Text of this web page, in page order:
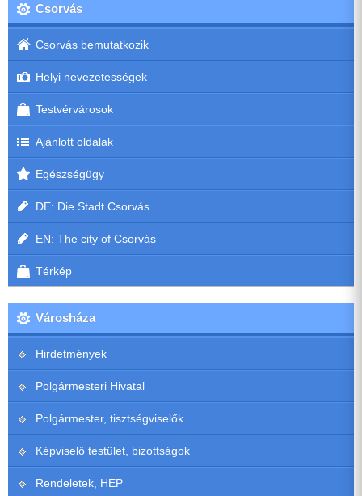
Csorvás
Csorvás bemutatkozik
Helyi nevezetességek
Testvérvárosok
Ajánlott oldalak
Egészségügy
DE: Die Stadt Csorvás
EN: The city of Csorvás
Térkép
Városháza
Hirdetmények
Polgármesteri Hivatal
Polgármester, tisztségviselők
Képviselő testület, bizottságok
Rendeletek, HEP